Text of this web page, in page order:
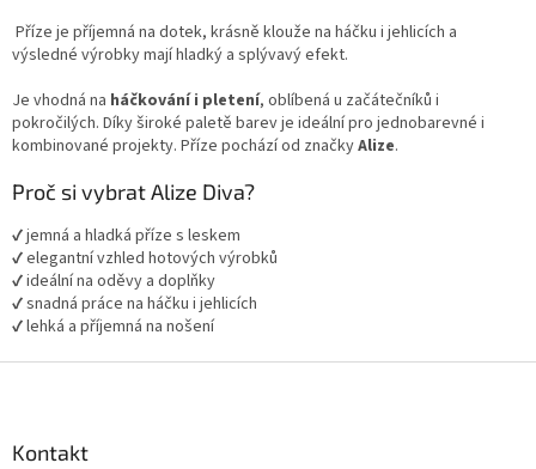
l
á
a
c
í
y
s
Příze je příjemná na dotek, krásně klouže na háčku i jehlicích a
výsledné výrobky mají hladký a splývavý efekt.
Je vhodná na háčkování i pletení, oblíbená u začátečníků i
pokročilých. Díky široké paletě barev je ideální pro jednobarevné i
kombinované projekty. Příze pochází od značkyAlize.
Proč si vybrat Alize Diva?
✔ jemná a hladká příze s leskem
✔ elegantní vzhled hotových výrobků
✔ ideální na oděvy a doplňky
✔ snadná práce na háčku i jehlicích
✔ lehká a příjemná na nošení
Kontakt